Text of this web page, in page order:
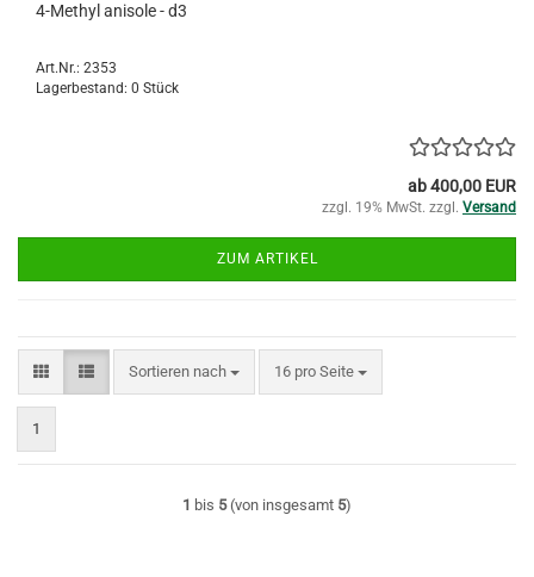
4-Methyl anisole - d3
Art.Nr.: 2353
Lagerbestand: 0 Stück
ab 400,00 EUR
zzgl. 19% MwSt. zzgl. Versand
ZUM ARTIKEL
Sortieren nach
Sortieren nach 16 pro Seite
pro Seite
1
1 bis 5(von insgesamt 5)